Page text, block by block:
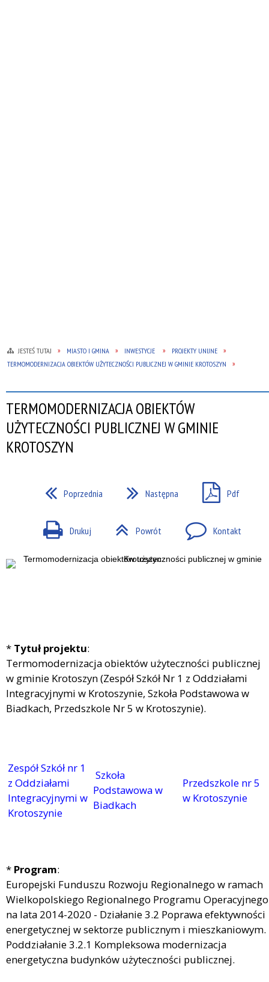
JESTEŚ TUTAJ MIASTO I GMINA INWESTYCJE
PROJEKTY UNIJNE
TERMOMODERNIZACJA OBIEKTÓW UŻYTECZNOŚCI PUBLICZNEJ W GMINIE KROTOSZYN
TERMOMODERNIZACJA OBIEKTÓW
UŻYTECZNOŚCI PUBLICZNEJ W GMINIE
KROTOSZYN
Poprzednia Następna Pdf
Drukuj Powrót Kontakt
* Tytuł projektu:
Termomodernizacja obiektów użyteczności publicznej
w gminie Krotoszyn (Zespół Szkół Nr 1 z Oddziałami
Integracyjnymi w Krotoszynie, Szkoła Podstawowa w
Biadkach, Przedszkole Nr 5 w Krotoszynie).
Zespół Szkół nr 1
z Oddziałami
Integracyjnymi w
Krotoszynie
Szkoła
Podstawowa w
Biadkach
Przedszkole nr 5
w Krotoszynie
* Program:
Europejski Funduszu Rozwoju Regionalnego w ramach
Wielkopolskiego Regionalnego Programu Operacyjnego
na lata 2014-2020 - Działanie 3.2 Poprawa efektywności
energetycznej w sektorze publicznym i mieszkaniowym.
Poddziałanie 3.2.1 Kompleksowa modernizacja
energetyczna budynków użyteczności publicznej.